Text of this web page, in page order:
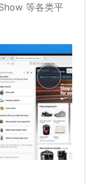
等各类平